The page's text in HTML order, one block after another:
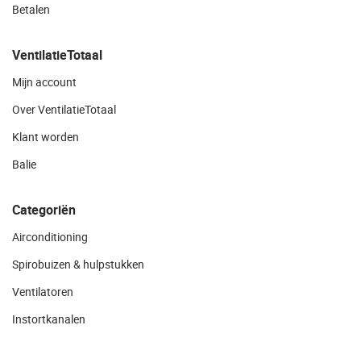
Betalen
VentilatieTotaal
Mijn account
Over VentilatieTotaal
Klant worden
Balie
Categoriën
Airconditioning
Spirobuizen & hulpstukken
Ventilatoren
Instortkanalen